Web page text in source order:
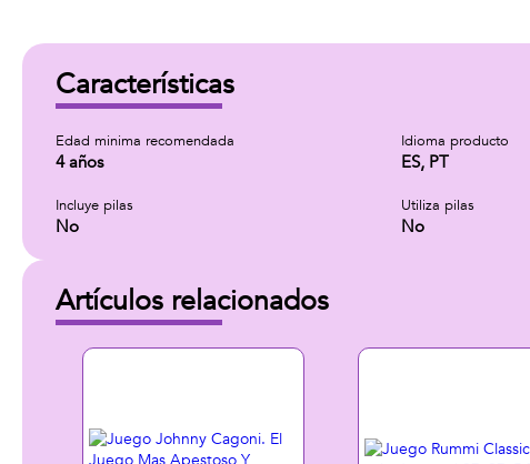
Características
Edad minima recomendada
4 años
Idioma producto
ES, PT
Incluye pilas
No
Utiliza pilas
No
Artículos relacionados